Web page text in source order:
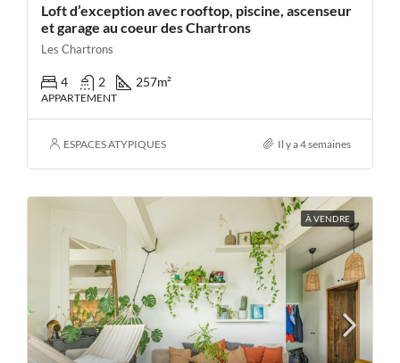
Loft d’exception avec rooftop, piscine, ascenseur
et garage au coeur des Chartrons
Les Chartrons
4 2 257m²
APPARTEMENT
ESPACES ATYPIQUES Il y a 4 semaines
À VENDRE